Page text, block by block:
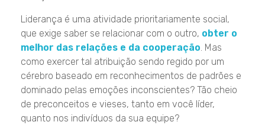
Liderança é uma atividade prioritariamente social,
que exige saber se relacionar com o outro, obter o
melhor das relações e da cooperação. Mas
como exercer tal atribuição sendo regido por um
cérebro baseado em reconhecimentos de padrões e
dominado pelas emoções inconscientes? Tão cheio
de preconceitos e vieses, tanto em você líder,
quanto nos indivíduos da sua equipe?